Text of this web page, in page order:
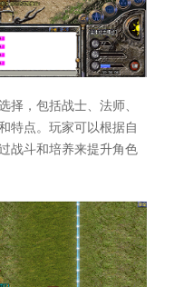
择，包括战士、法师、
特点。玩家可以根据自
战斗和培养来提升角色